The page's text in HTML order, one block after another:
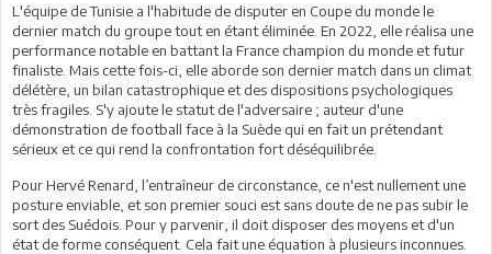
L'équipe de Tunisie a l'habitude de disputer en Coupe du monde le
dernier match du groupe tout en étant éliminée. En 2022, elle réalisa une
performance notable en battant la France champion du monde et futur
finaliste. Mais cette fois-ci, elle aborde son dernier match dans un climat
délétère, un bilan catastrophique et des dispositions psychologiques
très fragiles. S'y ajoute le statut de l'adversaire ; auteur d'une
démonstration de football face à la Suède qui en fait un prétendant
sérieux et ce qui rend la confrontation fort déséquilibrée.
Pour Hervé Renard, l’entraîneur de circonstance, ce n'est nullement une
posture enviable, et son premier souci est sans doute de ne pas subir le
sort des Suédois. Pour y parvenir, il doit disposer des moyens et d'un
état de forme conséquent. Cela fait une équation à plusieurs inconnues.